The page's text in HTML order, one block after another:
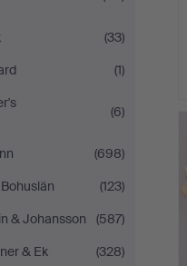
(33)
(1)
(6)
(698)
(123)
& Johansson
(587)
& Ek
(328)